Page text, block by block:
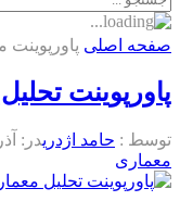
صفحه اصلی
پاورپوینت
توسط : حامد اژدریدر: آذر ۱۹, ۱۳۹۵
معماری